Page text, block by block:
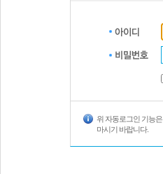
위 자동로그인 기능은
마시기 바랍니다.